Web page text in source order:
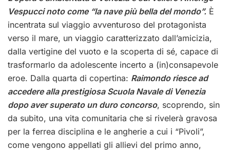
Vespucci noto come “la nave più bella del mondo”. È
incentrata sul viaggio avventuroso del protagonista
verso il mare, un viaggio caratterizzato dall’amicizia,
dalla vertigine del vuoto e la scoperta di sé, capace di
trasformarlo da adolescente incerto a (in)consapevole
eroe. Dalla quarta di copertina: Raimondo riesce ad
accedere alla prestigiosa Scuola Navale di Venezia
dopo aver superato un duro concorso, scoprendo, sin
da subito, una vita comunitaria che si rivelerà gravosa
per la ferrea disciplina e le angherie a cui i “Pivoli”,
come vengono appellati gli allievi del primo anno,